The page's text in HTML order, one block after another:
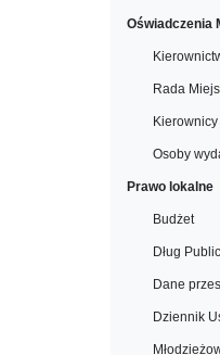
Oświadczenia
Rada
Osoby
Prawo lokalne
Budżet
Dług
Dane
Dziennik